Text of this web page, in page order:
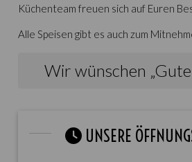
Küchenteam freuen sich auf Euren
Alle Speisen gibt es auch zum
Wir wünschen
UNSERE